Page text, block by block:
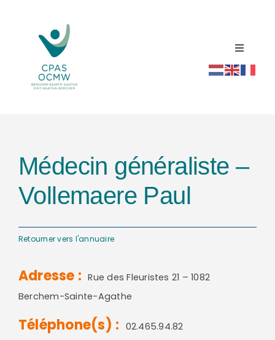
contenu
Toggle
Accueil
Actualités
Ressources
Contact
Médecin généraliste –
Vollemaere Paul
Retourner vers l'annuaire
Adresse : Rue des Fleuristes 21 – 1082
Berchem-Sainte-Agathe
Téléphone(s) : 02.465.94.82